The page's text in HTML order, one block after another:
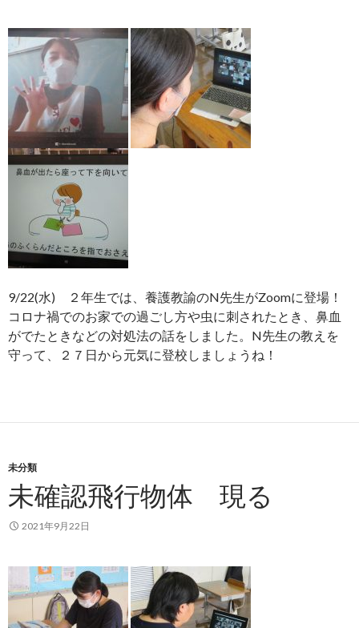
9/22(水) ２年生では、養護教諭のN先生がZoomに登場！
コロナ禍でのお家での過ごし方や虫に刺されたとき、鼻血
がでたときなどの対処法の話をしました。N先生の教えを
守って、２７日から元気に登校しましょうね！
未分類
未確認飛行物体 現る
2021年9月22日